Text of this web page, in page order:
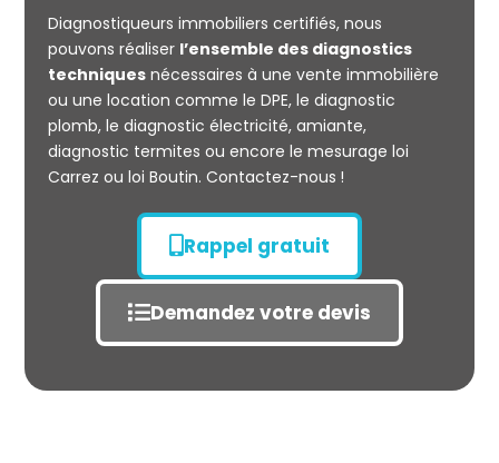
Mesurage
CARREZ
Diagnostiqueurs immobiliers certifiés, nous
pouvons réaliser l’ensemble des diagnostics
techniquesnécessaires à une vente immobilière
ou une location comme le DPE, le diagnostic
plomb, le diagnostic électricité, amiante,
diagnostic termites ou encore le mesurage loi
Carrez ou loi Boutin. Contactez-nous !
Rappel gratuit
Demandez votre devis